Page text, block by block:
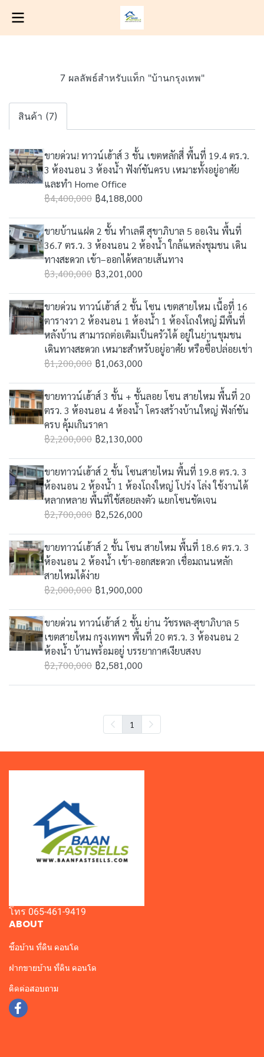
7 ผลลัพธ์สำหรับแท็ก "บ้านกรุงเทพ"
สินค้า (7)
ขายด่วน! ทาวน์เฮ้าส์ 3 ชั้น เขตหลักสี่ พื้นที่ 19.4 ตร.ว.
3 ห้องนอน 3 ห้องน้ำ ฟังก์ชันครบ เหมาะทั้งอยู่อาศัย
และทำ Home Office
฿4,400,000 ฿4,188,000
ขายบ้านแฝด 2 ชั้น ทำเลดี สุขาภิบาล 5 ออเงิน พื้นที่
36.7 ตร.ว. 3 ห้องนอน 2 ห้องน้ำ ใกล้แหล่งชุมชน เดิน
ทางสะดวก เข้า–ออกได้หลายเส้นทาง
฿3,400,000 ฿3,201,000
ขายด่วน ทาวน์เฮ้าส์ 2 ชั้น โซน เขตสายไหม เนื้อที่ 16
ตารางวา 2 ห้องนอน 1 ห้องน้ำ 1 ห้องโถงใหญ่ มีพื้นที่
หลังบ้าน สามารถต่อเติมเป็นครัวได้ อยู่ในย่านชุมชน
เดินทางสะดวก เหมาะสำหรับอยู่อาศัย หรือซื้อปล่อยเช่า
฿1,200,000 ฿1,063,000
ขายทาวน์เฮ้าส์ 3 ชั้น + ชั้นลอย โซน สายไหม พื้นที่ 20
ตรว. 3 ห้องนอน 4 ห้องน้ำ โครงสร้างบ้านใหญ่ ฟังก์ชัน
ครบ คุ้มเกินราคา
฿2,200,000 ฿2,130,000
ขายทาวน์เฮ้าส์ 2 ชั้น โซนสายไหม พื้นที่ 19.8 ตร.ว. 3
ห้องนอน 2 ห้องน้ำ 1 ห้องโถงใหญ่ โปร่ง โล่ง ใช้งานได้
หลากหลาย พื้นที่ใช้สอยลงตัว แยกโซนชัดเจน
฿2,700,000 ฿2,526,000
ขายทาวน์เฮ้าส์ 2 ชั้น โซน สายไหม พื้นที่ 18.6 ตร.ว. 3
ห้องนอน 2 ห้องน้ำ เข้า-ออกสะดวก เชื่อมถนนหลัก
สายไหมได้ง่าย
฿2,000,000 ฿1,900,000
ขายด่วน ทาวน์เฮ้าส์ 2 ชั้น ย่าน วัชรพล-สุขาภิบาล 5
เขตสายไหม กรุงเทพฯ พื้นที่ 20 ตร.ว. 3 ห้องนอน 2
ห้องน้ำ บ้านพร้อมอยู่ บรรยากาศเงียบสงบ
฿2,700,000 ฿2,581,000
1
โทร 065-461-9419
ABOUT
ซื้อบ้าน ที่ดิน คอนโด
ฝากขายบ้าน ที่ดิน คอนโด
ติดต่อสอบถาม